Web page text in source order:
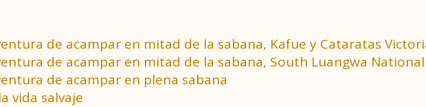
de acampar en mitad de la sabana, Kafue y Cataratas
de acampar en mitad de la sabana, South Luangwa
de acampar en plena sabana
vida salvaje